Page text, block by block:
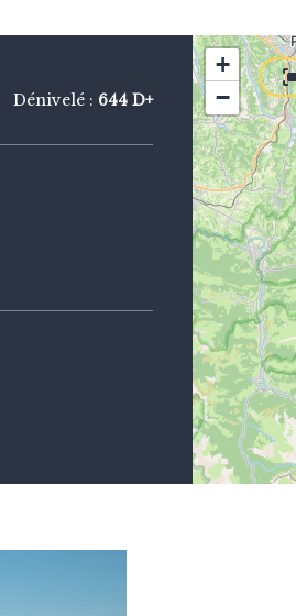
Dénivelé : 644 D+
+
−